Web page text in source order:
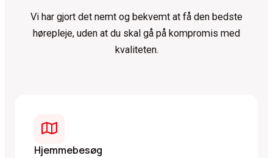
Vi har gjort det nemt og bekvemt at få den bedste
hørepleje, uden at du skal gå på kompromis med
kvaliteten.
Hjemmebesøg